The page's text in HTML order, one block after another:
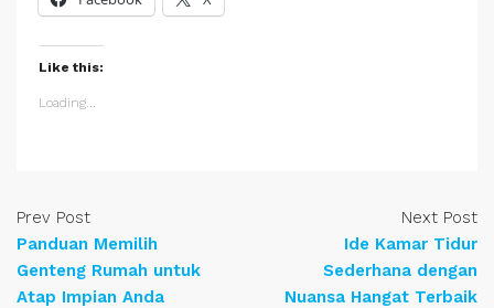
Like this:
Loading...
Prev Post
Panduan Memilih
Genteng Rumah untuk
Atap Impian Anda
Next Post
Ide Kamar Tidur
Sederhana dengan
Nuansa Hangat Terbaik